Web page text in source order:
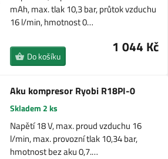
mAh, max. tlak 10,3 bar, průtok vzduchu
16 l/min, hmotnost 0…
1 044 Kč
Do košíku
Aku kompresor Ryobi R18PI-0
Skladem 2 ks
Napětí 18 V, max. proud vzduchu 16
l/min, max. provozní tlak 10,34 bar,
hmotnost bez aku 0,7.…